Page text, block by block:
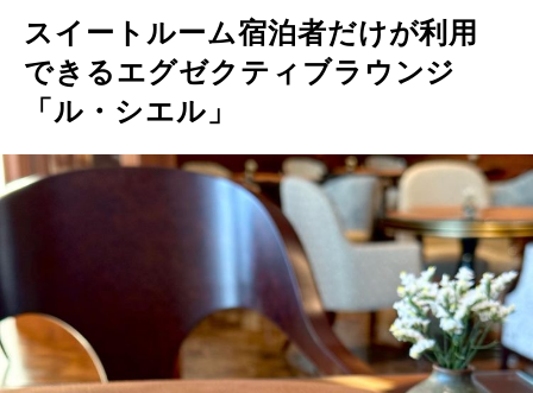
スイートルーム宿泊者だけが利用
できるエグゼクティブラウンジ
「ル・シエル」